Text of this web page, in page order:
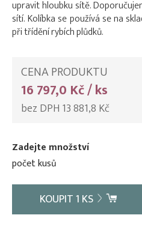
upravit hloubku sítě.
sítí. Kolíbka se používá se na
při třídění rybích plůdků.
CENA PRODUKTU
16 797,0 Kč / ks
bez DPH 13 881,8 Kč
Zadejte množství
počet kusů
KOUPIT1 KS